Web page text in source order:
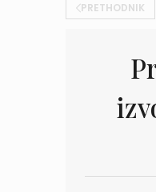
PRETHODNIK